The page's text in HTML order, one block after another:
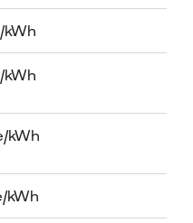
kWh
kWh
kWh
kWh